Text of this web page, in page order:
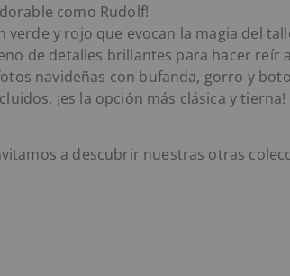
como Rudolf!
verde y rojo que evocan la magia del
de detalles brillantes para hacer reír
navideñas con bufanda, gorro y
¡es la opción más clásica y tierna!
a descubrir nuestras otras